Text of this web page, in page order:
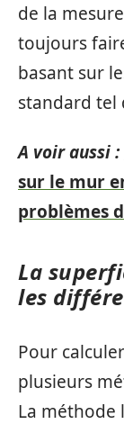
de la
toujours
basant sur
standard tel
A voir aussi :
sur le mur
problèmes
La
les
Pour
plusieurs
La méthode